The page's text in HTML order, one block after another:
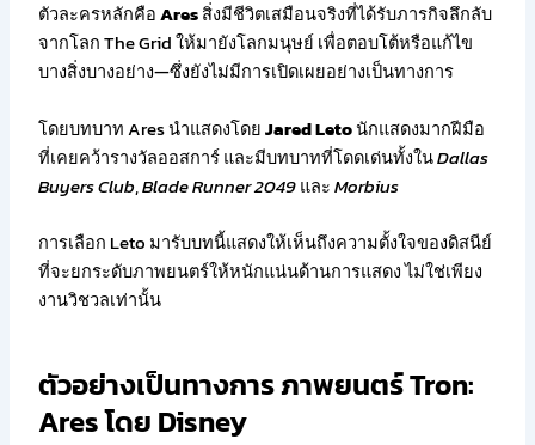
ตัวละครหลักคือAresสิ่งมีชีวิตเสมือนจริงที่ได้รับภารกิจลึกลับ
จากโลก The Grid ให้มายังโลกมนุษย์ เพื่อตอบโต้หรือแก้ไข
บางสิ่งบางอย่าง—ซึ่งยังไม่มีการเปิดเผยอย่างเป็นทางการ
โดยบทบาท Ares นำแสดงโดยJared Letoนักแสดงมากฝีมือ
ที่เคยคว้ารางวัลออสการ์ และมีบทบาทที่โดดเด่นทั้งในDallas
Buyers Club,Blade Runner 2049และMorbius
การเลือก Leto มารับบทนี้แสดงให้เห็นถึงความตั้งใจของดิสนีย์
ที่จะยกระดับภาพยนตร์ให้หนักแน่นด้านการแสดง ไม่ใช่เพียง
งานวิชวลเท่านั้น
ตัวอย่างเป็นทางการ ภาพยนตร์ Tron:
Ares โดย Disney